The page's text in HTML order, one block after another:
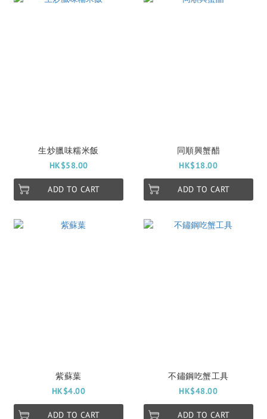
生炒臘味糯米飯
HK$58.00
ADD TO CART
同順興蟹醋
HK$18.00
ADD TO CART
紫蘇葉
HK$4.00
ADD TO CART
不鏽鋼吃蟹工具
HK$48.00
ADD TO CART